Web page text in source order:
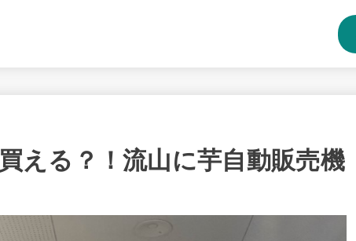
える？！流山に芋自動販売機